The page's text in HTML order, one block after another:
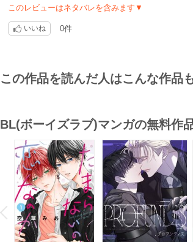
このレビューはネタバレを含みます▼
いいね 0件
この作品を読んだ人はこんな作品
BL(ボーイズラブ)マンガの無料作
P
r
e
v
i
o
u
s